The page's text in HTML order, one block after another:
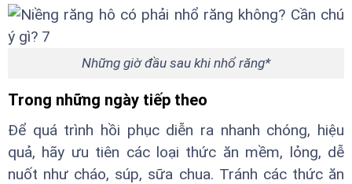
Những giờ đầu sau khi nhổ răng*
Trong những ngày tiếp theo
Để quá trình hồi phục diễn ra nhanh chóng, hiệu
quả, hãy ưu tiên các loại thức ăn mềm, lỏng, dễ
nuốt như cháo, súp, sữa chua. Tránh các thức ăn